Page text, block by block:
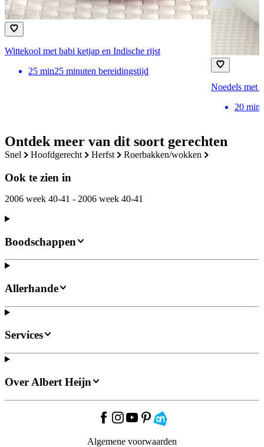
Ontdek meer van dit soort gerechten
snel hoofdgerecht herfst roerbakken/wokken
Ook te zien in
2006 week 40-41 - 2006 week 40-41
Wittekool met babi ketjap en Indische rijst
25 min25 minuten bereidingstijd
Noedels met
20 min
Boodschappen
Allerhande
Services
Over Albert Heijn
Algemene voorwaarden